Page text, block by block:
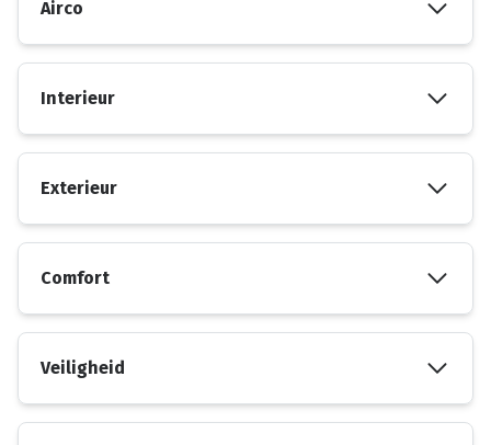
Airco
Interieur
Exterieur
Comfort
Veiligheid